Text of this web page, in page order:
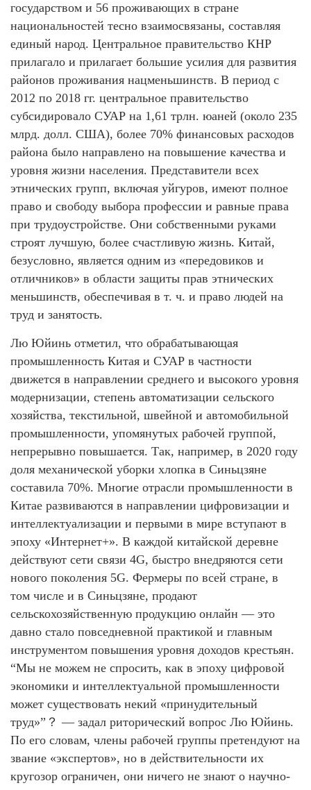
государством и 56 проживающих в стране
национальностей тесно взаимосвязаны, составляя
единый народ. Центральное правительство КНР
прилагало и прилагает большие усилия для развития
районов проживания нацменьшинств. В период с
2012 по 2018 гг. центральное правительство
субсидировало СУАР на 1,61 трлн. юаней (около 235
млрд. долл. США), более 70% финансовых расходов
района было направлено на повышение качества и
уровня жизни населения. Представители всех
этнических групп, включая уйгуров, имеют полное
право и свободу выбора профессии и равные права
при трудоустройстве. Они собственными руками
строят лучшую, более счастливую жизнь. Китай,
безусловно, является одним из «передовиков и
отличников» в области защиты прав этнических
меньшинств, обеспечивая в т. ч. и право людей на
труд и занятость.
Лю Юйинь отметил, что обрабатывающая
промышленность Китая и СУАР в частности
движется в направлении среднего и высокого уровня
модернизации, степень автоматизации сельского
хозяйства, текстильной, швейной и автомобильной
промышленности, упомянутых рабочей группой,
непрерывно повышается. Так, например, в 2020 году
доля механической уборки хлопка в Синьцзяне
составила 70%. Многие отрасли промышленности в
Китае развиваются в направлении цифровизации и
интеллектуализации и первыми в мире вступают в
эпоху «Интернет+». В каждой китайской деревне
действуют сети связи 4G, быстро внедряются сети
нового поколения 5G. Фермеры по всей стране, в
том числе и в Синьцзяне, продают
сельскохозяйственную продукцию онлайн — это
давно стало повседневной практикой и главным
инструментом повышения уровня доходов крестьян.
“Мы не можем не спросить, как в эпоху цифровой
экономики и интеллектуальной промышленности
может существовать некий «принудительный
труд»”？ — задал риторический вопрос Лю Юйинь.
По его словам, члены рабочей группы претендуют на
звание «экспертов», но в действительности их
кругозор ограничен, они ничего не знают о научно-